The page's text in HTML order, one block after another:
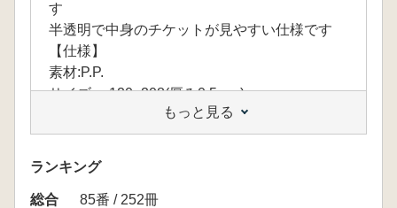
す
半透明で中身のチケットが見やすい仕様です
【仕様】
素材:P.P.
サイズ: 120×208(厚み0.5mm)
もっと見る
ランキング
総合
85番 / 252冊